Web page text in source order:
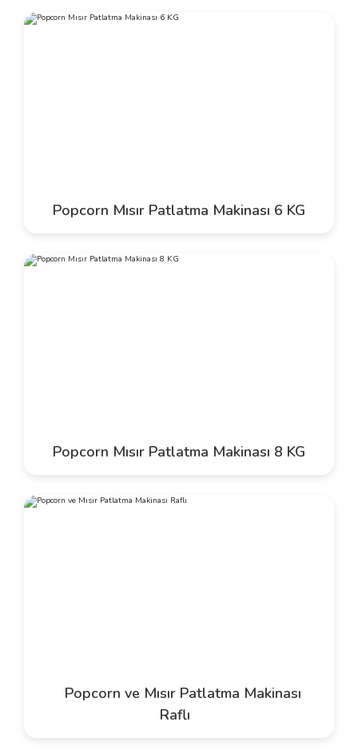
Popcorn Mısır Patlatma Makinası 6 KG
Popcorn Mısır Patlatma Makinası 8 KG
Popcorn ve Mısır Patlatma Makinası
Raflı